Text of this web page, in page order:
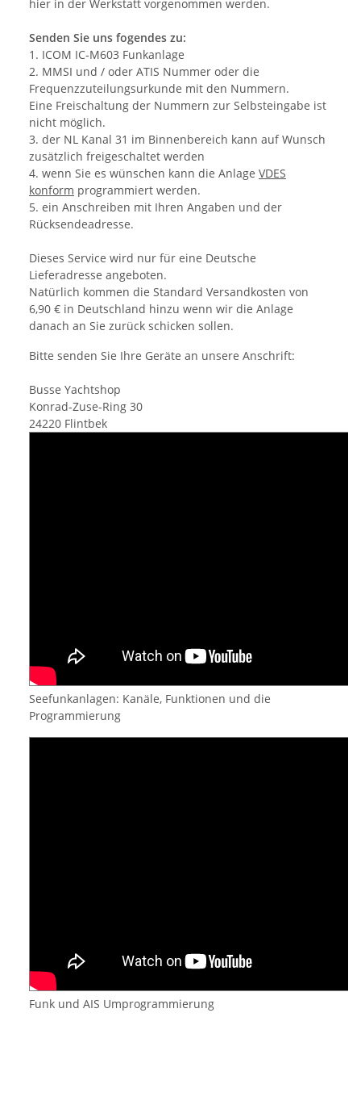
hier in der Werkstatt vorgenommen werden.
Senden Sie uns fogendes zu:
1. ICOM IC-M603 Funkanlage
2. MMSI und / oder ATIS Nummer oder die
Frequenzzuteilungsurkunde mit den Nummern.
Eine Freischaltung der Nummern zur Selbsteingabe ist
nicht möglich.
3. der NL Kanal 31 im Binnenbereich kann auf Wunsch
zusätzlich freigeschaltet werden
4. wenn Sie es wünschen kann die Anlage VDES
konform programmiert werden.
5. ein Anschreiben mit Ihren Angaben und der
Rücksendeadresse.
Dieses Service wird nur für eine Deutsche
Lieferadresse angeboten.
Natürlich kommen die Standard Versandkosten von
6,90 € in Deutschland hinzu wenn wir die Anlage
danach an Sie zurück schicken sollen.
Bitte senden Sie Ihre Geräte an unsere Anschrift:
Busse Yachtshop
Konrad-Zuse-Ring 30
24220 Flintbek
Seefunkanlagen: Kanäle, Funktionen und die
Programmierung
Funk und AIS Umprogrammierung